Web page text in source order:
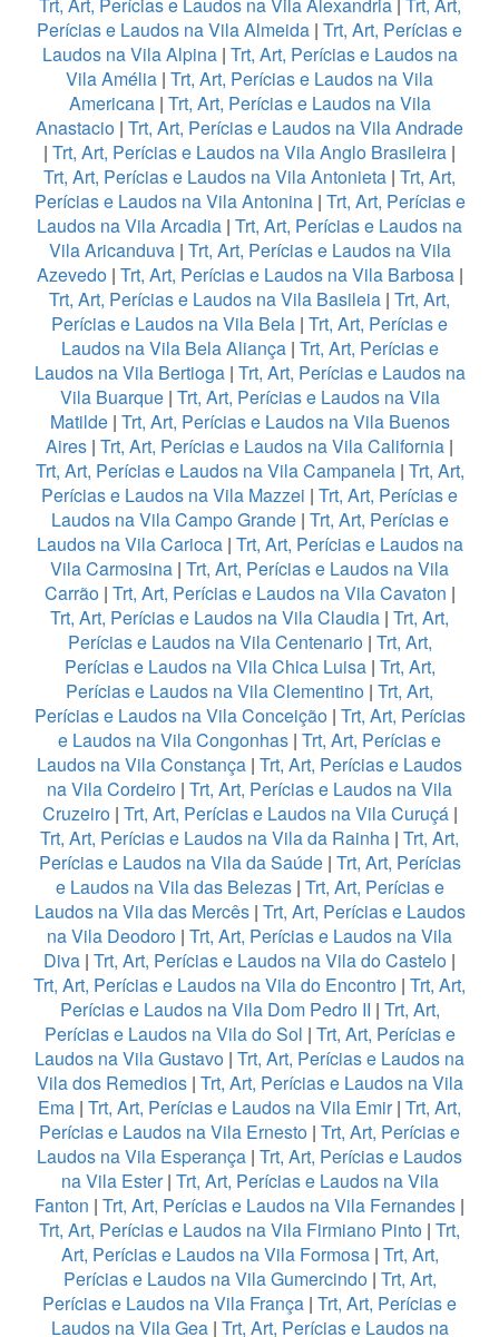
Trt, Art, Perícias e Laudos na Vila Alexandria| Trt, Art,
Perícias e Laudos na Vila Almeida | Trt, Art, Perícias e
Laudos na Vila Alpina | Trt, Art, Perícias e Laudos na
Vila Amélia | Trt, Art, Perícias e Laudos na Vila
Americana| Trt, Art, Perícias e Laudos na Vila
Anastacio | Trt, Art, Perícias e Laudos na Vila Andrade
| Trt, Art, Perícias e Laudos na Vila Anglo Brasileira |
Trt, Art, Perícias e Laudos na Vila Antonieta | Trt, Art,
Perícias e Laudos na Vila Antonina| Trt, Art, Perícias e
Laudos na Vila Arcadia | Trt, Art, Perícias e Laudos na
Vila Aricanduva| Trt, Art, Perícias e Laudos na Vila
Azevedo| Trt, Art, Perícias e Laudos na Vila Barbosa|
Trt, Art, Perícias e Laudos na Vila Basileia | Trt, Art,
Perícias e Laudos na Vila Bela | Trt, Art, Perícias e
Laudos na Vila Bela Aliança| Trt, Art, Perícias e
Laudos na Vila Bertioga| Trt, Art, Perícias e Laudos na
Vila Buarque| Trt, Art, Perícias e Laudos na Vila
Matilde| Trt, Art, Perícias e Laudos na Vila Buenos
Aires | Trt, Art, Perícias e Laudos na Vila California |
Trt, Art, Perícias e Laudos na Vila Campanela| Trt, Art,
Perícias e Laudos na Vila Mazzei | Trt, Art, Perícias e
Laudos na Vila Campo Grande| Trt, Art, Perícias e
Laudos na Vila Carioca| Trt, Art, Perícias e Laudos na
Vila Carmosina | Trt, Art, Perícias e Laudos na Vila
Carrão| Trt, Art, Perícias e Laudos na Vila Cavaton |
Trt, Art, Perícias e Laudos na Vila Claudia | Trt, Art,
Perícias e Laudos na Vila Centenario| Trt, Art,
Perícias e Laudos na Vila Chica Luisa | Trt, Art,
Perícias e Laudos na Vila Clementino | Trt, Art,
Perícias e Laudos na Vila Conceição| Trt, Art, Perícias
e Laudos na Vila Congonhas | Trt, Art, Perícias e
Laudos na Vila Constança | Trt, Art, Perícias e Laudos
na Vila Cordeiro | Trt, Art, Perícias e Laudos na Vila
Cruzeiro | Trt, Art, Perícias e Laudos na Vila Curuçá |
Trt, Art, Perícias e Laudos na Vila da Rainha | Trt, Art,
Perícias e Laudos na Vila da Saúde| Trt, Art, Perícias
e Laudos na Vila das Belezas| Trt, Art, Perícias e
Laudos na Vila das Mercês| Trt, Art, Perícias e Laudos
na Vila Deodoro | Trt, Art, Perícias e Laudos na Vila
Diva | Trt, Art, Perícias e Laudos na Vila do Castelo |
Trt, Art, Perícias e Laudos na Vila do Encontro | Trt, Art,
Perícias e Laudos na Vila Dom Pedro II | Trt, Art,
Perícias e Laudos na Vila do Sol | Trt, Art, Perícias e
Laudos na Vila Gustavo | Trt, Art, Perícias e Laudos na
Vila dos Remedios| Trt, Art, Perícias e Laudos na Vila
Ema | Trt, Art, Perícias e Laudos na Vila Emir| Trt, Art,
Perícias e Laudos na Vila Ernesto | Trt, Art, Perícias e
Laudos na Vila Esperança | Trt, Art, Perícias e Laudos
na Vila Ester| Trt, Art, Perícias e Laudos na Vila
Fanton | Trt, Art, Perícias e Laudos na Vila Fernandes |
Trt, Art, Perícias e Laudos na Vila Firmiano Pinto | Trt,
Art, Perícias e Laudos na Vila Formosa| Trt, Art,
Perícias e Laudos na Vila Gumercindo| Trt, Art,
Perícias e Laudos na Vila França | Trt, Art, Perícias e
Laudos na Vila Gea| Trt, Art, Perícias e Laudos na